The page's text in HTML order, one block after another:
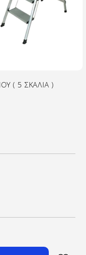
( 5 ΣΚΑΛΙΑ )